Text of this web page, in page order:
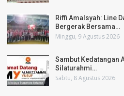
Riffi Amalsyah: Line
Bergerak Bersama…
Minggu, 9 Agustus 2026
Sambut Kedatangan
Silaturahmi…
Sabtu, 8 Agustus 2026